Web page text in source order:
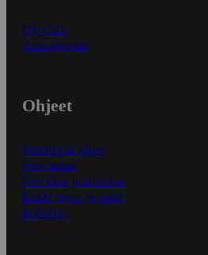
Myymälät
Asiakaspalvelu
Ohjeet
Ensitilaajan ohjeet
Näin maksat
Näin tilaat ja muokkaat
Kaikki ohjeet ja vinkit
In English